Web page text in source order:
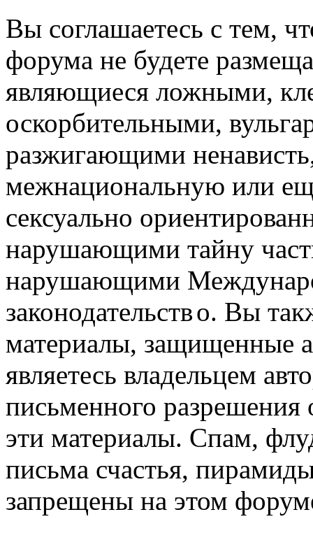
Вы соглашаетесь с тем,
форума не будете
являющиеся ложными,
оскорбительными,
разжигающими
межнациональную или
сексуально
нарушающими тайну
нарушающими
законодательство. Вы
материалы, защищенные
являетесь владельцем
письменного разрешения
эти материалы. Спам,
письма счастья,
запрещены на этом